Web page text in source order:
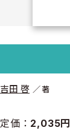
吉田 啓 著
定価： 2,035円